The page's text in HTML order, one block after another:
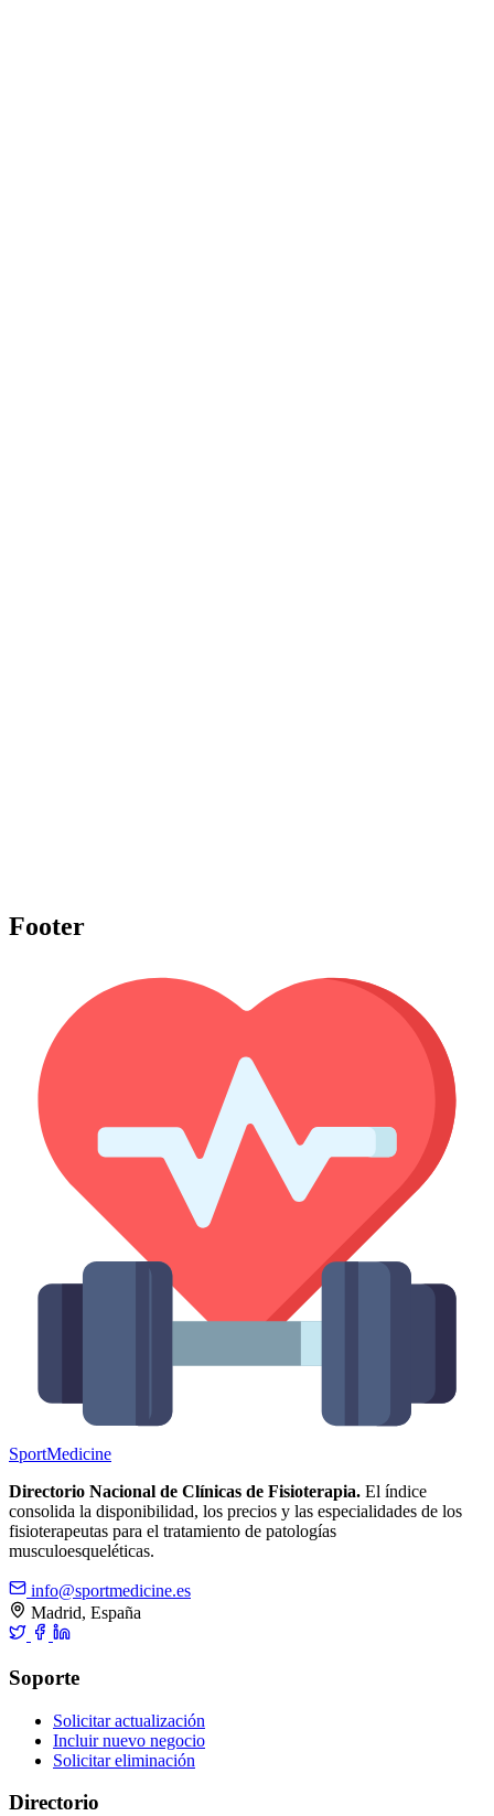
Footer
SportMedicine
Directorio Nacional de Clínicas de Fisioterapia. El índice
consolida la disponibilidad, los precios y las especialidades de los
fisioterapeutas para el tratamiento de patologías
musculoesqueléticas.
info@sportmedicine.es
Madrid, España
Soporte
Solicitar actualización
Incluir nuevo negocio
Solicitar eliminación
Directorio